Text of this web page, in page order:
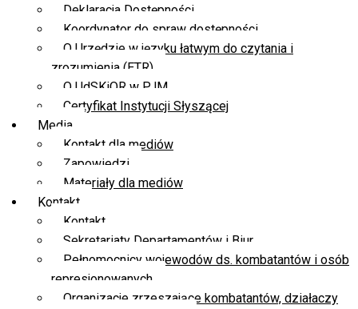
Deklaracja Dostępności
Koordynator do spraw dostępności
O Urzędzie w języku łatwym do czytania i
zrozumienia (ETR)
O UdSKiOR w PJM
Certyfikat Instytucji Słyszącej
Media
Kontakt dla mediów
Zapowiedzi
Materiały dla mediów
Kontakt
Kontakt
Sekretariaty Departamentów i Biur
Pełnomocnicy wojewodów ds. kombatantów i osób
represjonowanych
Organizacje zrzeszające kombatantów, działaczy